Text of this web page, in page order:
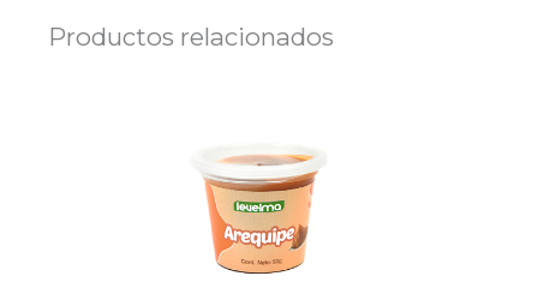
Productos relacionados